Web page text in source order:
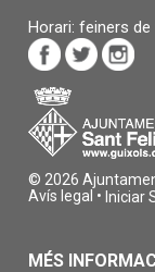
Horari: feiners
© 2026
Avís legal • Iniciar
MÉS